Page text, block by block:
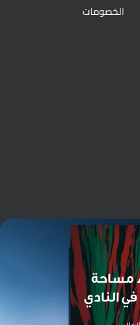
الخصومات